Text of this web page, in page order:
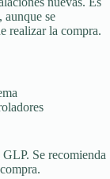
aunque se
realizar la compra.
Se recomienda